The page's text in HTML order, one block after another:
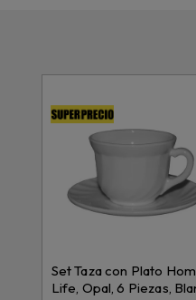
Dimensiones
Set Taza con Plato
Life, Opal, 6 Piezas,